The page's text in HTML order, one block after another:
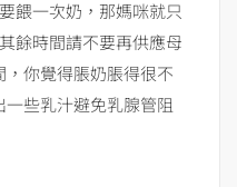
餵一次奶，那媽咪就只
餘時間請不要再供應母
你覺得脹奶脹得很不
些乳汁避免乳腺管阻